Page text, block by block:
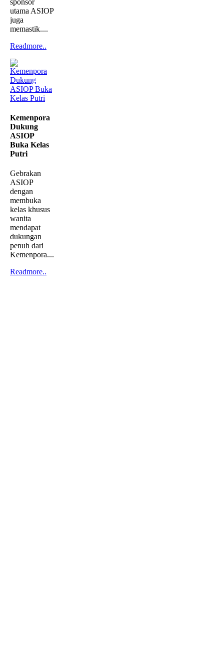
utama ASIOP
juga
memastik....
Readmore..
Kemenpora
Dukung
ASIOP
Buka Kelas
Putri
Gebrakan
ASIOP
dengan
membuka
kelas khusus
wanita
mendapat
dukungan
penuh dari
Kemenpora....
Readmore..